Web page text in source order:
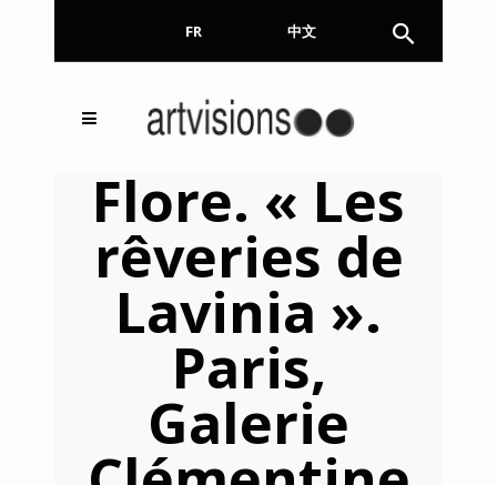
FR 中文
Flore. « Les
rêveries de
Lavinia ».
Paris,
Galerie
Inscrivez-vous à notre
Newsletter !
En continuant, vous acceptez de nous communiquer
votre adresse email pour l’envoi de la Newsletter. En
aucun cas elle ne sera transmise à un tiers.